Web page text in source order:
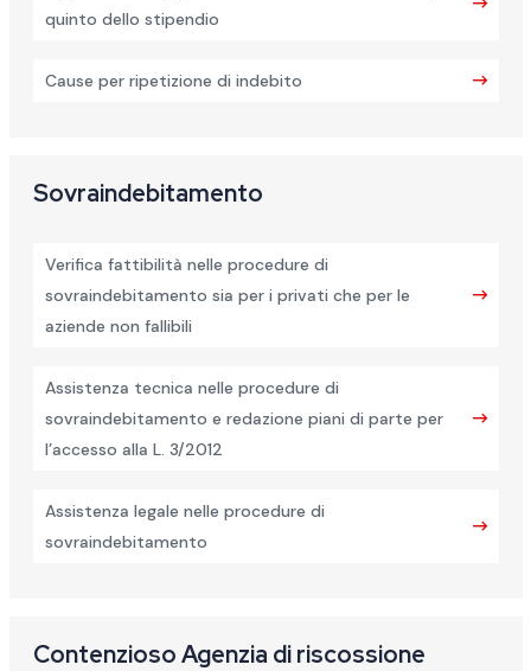
quinto dello stipendio
Cause per ripetizione di indebito
Sovraindebitamento
Verifica fattibilità nelle procedure di
sovraindebitamento sia per i privati che per le
aziende non fallibili
Assistenza tecnica nelle procedure di
sovraindebitamento e redazione piani di parte per
l’accesso alla L. 3/2012
Assistenza legale nelle procedure di
sovraindebitamento
Contenzioso Agenzia di riscossione